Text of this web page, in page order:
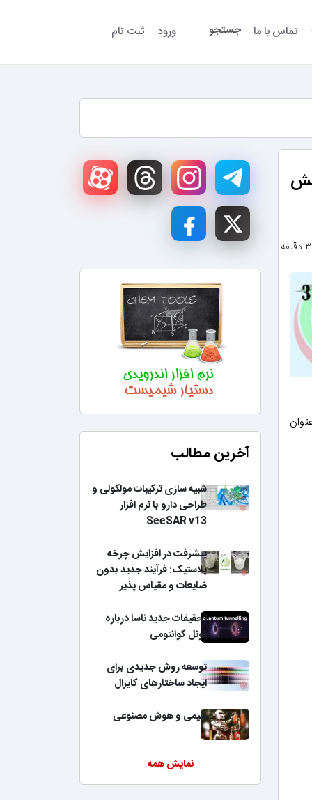
تماس با ما جستجو ورود ثبت نام
آخرین مطالب
شبیه سازی ترکیبات مولکولی و
طراحی دارو با نرم افزار
SeeSAR v13
پیشرفت در افزایش چرخه
پلاستیک: فرآیند جدید بدون
ضایعات و مقیاس پذیر
تحقیقات جدید ناسا درباره
تونل کوانتومی
توسعه روش جدیدی برای
ایجاد ساختارهای کایرال
شیمی و هوش مصنوعی
نمایش همه